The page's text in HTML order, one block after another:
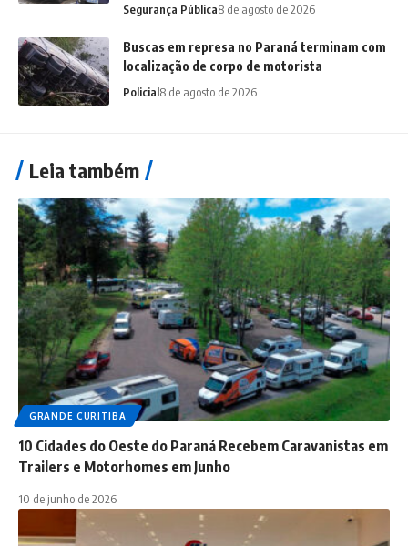
Segurança Pública8 de agosto de 2026
Buscas em represa no Paraná terminam com
localização de corpo de motorista
Policial8 de agosto de 2026
Leia também
GRANDE CURITIBA
10 Cidades do Oeste do Paraná Recebem Caravanistas em
Trailers e Motorhomes em Junho
10 de junho de 2026